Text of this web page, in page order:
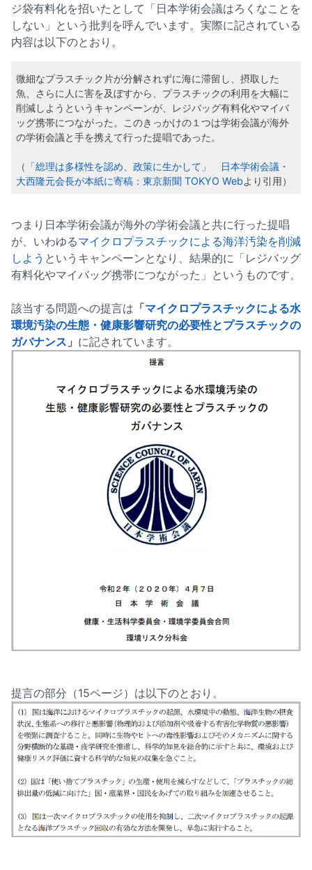
ジ袋有料化を招いたとして「日本学術会議はろくなことを
しない」という批判を呼んでいます。実際に記されている
内容は以下のとおり。
微細なプラスチック片が分解されずに海に滞留し、摂取した
魚、さらに人に害を及ぼすから、プラスチックの利用を大幅に
削減しようというキャンペーンが、レジバッグ有料化やマイバ
ッグ携帯につながった。このきっかけの１つは学術会議が海外
の学術会議と手を携えて行った提唱であった。
（ 「総理は多様性を認め、政策に生かして」 日本学術会議・
大西隆元会長が本紙に寄稿：東京新聞 TOKYO Webより引用）
つまり日本学術会議が海外の学術会議と共に行った提唱
が、いわゆるマイクロプラスチックによる海洋汚染を削減
しよう というキャンペーンとなり、結果的に「レジバッグ
有料化やマイバッグ携帯につながった」というものです。
該当する問題への提言は 「マイクロプラスチックによる水
環境汚染の生態・健康影響研究の必要性とプラスチックの
ガバナンス 」 に記されています。
提言の部分（15ページ）は以下のとおり。